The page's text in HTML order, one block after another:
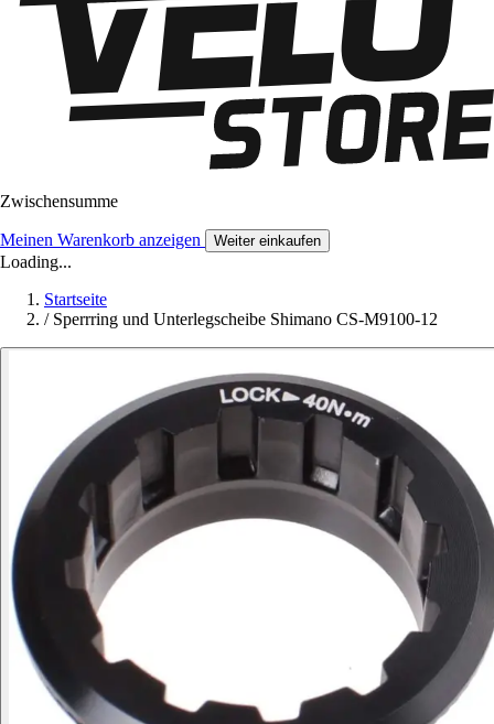
Zwischensumme
Meinen Warenkorb anzeigen Weiter einkaufen
Loading...
Startseite
/ Sperrring und Unterlegscheibe Shimano CS-M9100-12